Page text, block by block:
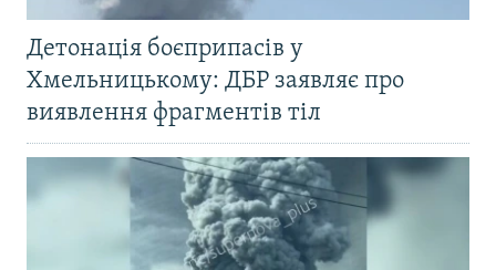
Детонація боєприпасів у
Хмельницькому: ДБР заявляє про
виявлення фрагментів тіл